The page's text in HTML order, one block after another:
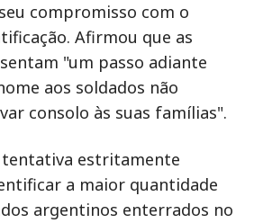
compromisso com o
Afirmou que as
"um passo adiante
aos soldados não
consolo às suas famílias".
estritamente
a maior quantidade
argentinos enterrados no